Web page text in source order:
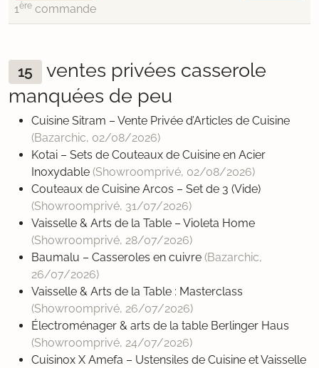
1ère commande
15
ventes privées casserole
manquées de peu
Cuisine Sitram – Vente Privée d’Articles de Cuisine
(Bazarchic, 02/08/2026)
Kotai – Sets de Couteaux de Cuisine en Acier
Inoxydable (Showroomprivé, 02/08/2026)
Couteaux de Cuisine Arcos – Set de 3 (Vide)
(Showroomprivé, 31/07/2026)
Vaisselle & Arts de la Table – Violeta Home
(Showroomprivé, 28/07/2026)
Baumalu – Casseroles en cuivre (Bazarchic,
26/07/2026)
Vaisselle & Arts de la Table : Masterclass
(Showroomprivé, 26/07/2026)
Électroménager & arts de la table Berlinger Haus
(Showroomprivé, 24/07/2026)
Cuisinox X Amefa – Ustensiles de Cuisine et Vaisselle